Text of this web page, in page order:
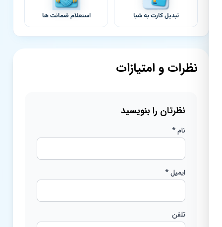
تبدیل کارت به شبا استعلام ضمانت ها
نظرات و امتیازات
نظرتان را بنویسید
ایمیل *
تلفن